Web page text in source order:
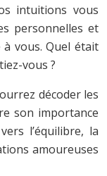
intuitions vous
personnelles et
vous. Quel était
vous ?
décoder les
son importance
l’équilibre, la
amoureuses